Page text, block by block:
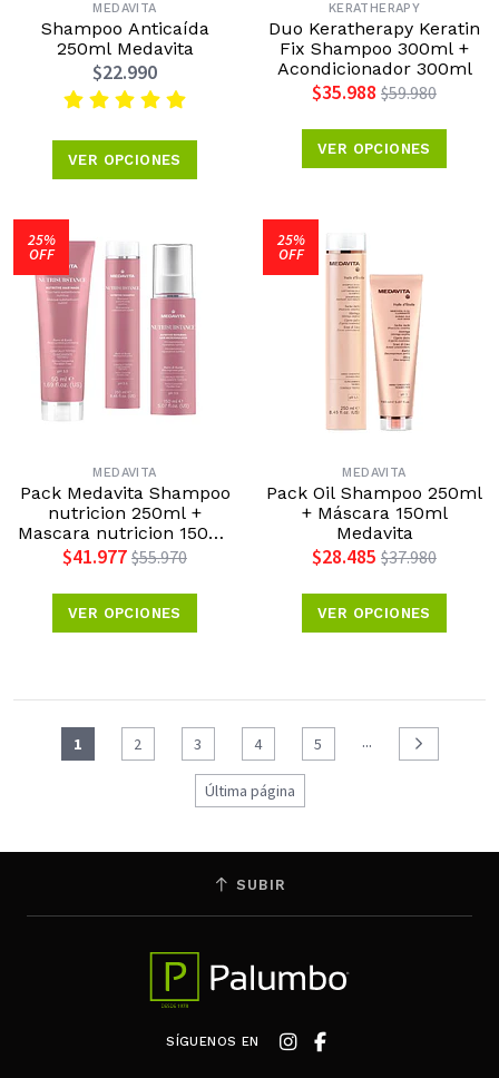
MEDAVITA
Shampoo Anticaída
250ml Medavita
$22.990
VER OPCIONES
KERATHERAPY
Duo Keratherapy Keratin
Fix Shampoo 300ml +
Acondicionador 300ml
$35.988 $59.980
VER OPCIONES
25%
OFF
MEDAVITA
Pack Medavita Shampoo
nutricion 250ml +
Mascara nutricion 150ml
+ Leave in reparativa
nutritiva
$41.977 $55.970
VER OPCIONES
25%
OFF
MEDAVITA
Pack Oil Shampoo 250ml
+ Máscara 150ml
Medavita
$28.485 $37.980
VER OPCIONES
1 2 3 4 5 ...
Última página
SUBIR
SÍGUENOS EN